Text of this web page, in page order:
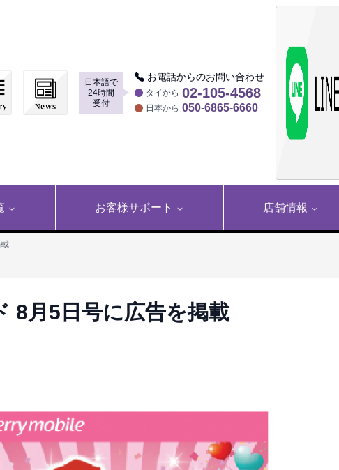
日本語で
24時間
受付
▶
お電話からのお問い合わせ
タイから 02-105-4568
日本から 050-6865-6660
お客様サポート 店舗情報
8月5日号に広告を掲載